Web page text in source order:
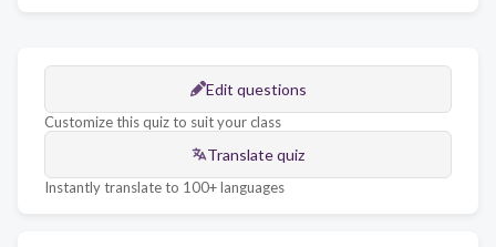
Edit questions
Customize this quiz to suit your class
Translate quiz
Instantly translate to 100+ languages